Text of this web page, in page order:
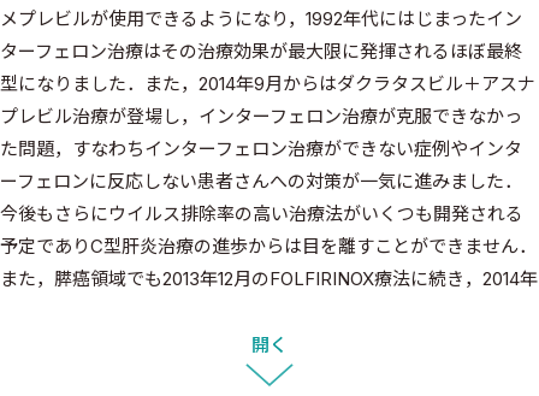
メプレビルが使用できるようになり，1992年代にはじまったイン
ターフェロン治療はその治療効果が最大限に発揮されるほぼ最終
型になりました．また，2014年9月からはダクラタスビル＋アスナ
プレビル治療が登場し，インターフェロン治療が克服できなかっ
た問題，すなわちインターフェロン治療ができない症例やインタ
ーフェロンに反応しない患者さんへの対策が一気に進みました．
今後もさらにウイルス排除率の高い治療法がいくつも開発される
予定でありC型肝炎治療の進歩からは目を離すことができません．
また，膵癌領域でも2013年12月のFOLFIRINOX療法に続き，2014年
行膵癌の1次治療として保険収載となりました．膵癌においても実
臨床の現場で使用できる抗がん剤の選択肢が増え病態に応じ治療
開く